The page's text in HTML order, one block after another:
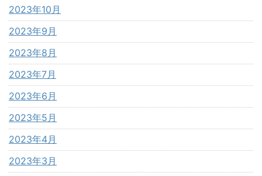
2023年10月
2023年9月
2023年8月
2023年7月
2023年6月
2023年5月
2023年4月
2023年3月